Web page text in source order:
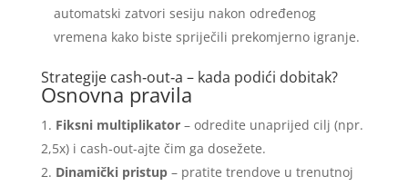
automatski zatvori sesiju nakon određenog
vremena kako biste spriječili prekomjerno igranje.
Strategije cash‑out‑a – kada podići dobitak?
Osnovna pravila
Fiksni multiplikator– odredite unaprijed cilj (npr.
2,5x) i cash‑out-ajte čim ga dosežete.
Dinamički pristup– pratite trendove u trenutnoj